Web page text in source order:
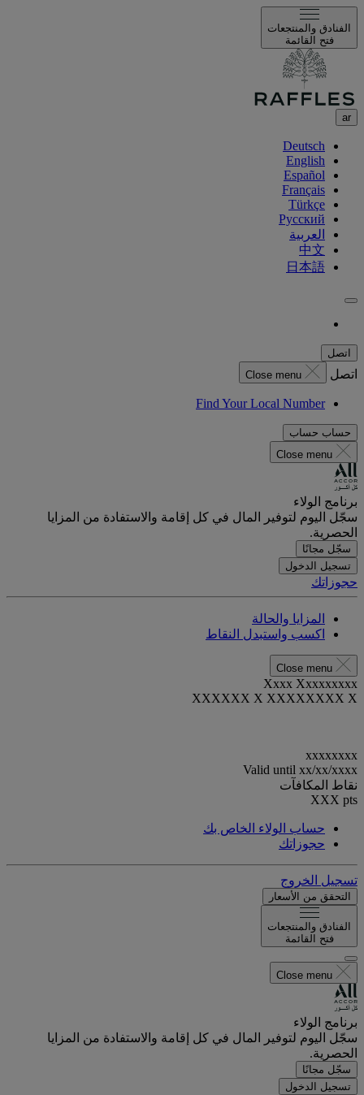
الفنادق والمنتجعات
فتح القائمة
ar
Deutsch
English
Español
Français
Türkçe
Русский
العربية
中文
日本語
اتصل
اتصل Close menu
Find Your Local Number
حساب حساب
Close menu
برنامج الولاء
سجّل اليوم لتوفير المال في كل إقامة والاستفادة من المزايا
الحصرية.
سجّل مجانًا
تسجيل الدخول
حجوزاتك
المزايا والحالة
اكسب واستبدل النقاط
Close menu
Xxxx Xxxxxxxxx
XXXXXX X XXXXXXXX X
xxxxxxxx
Valid until xx/xx/xxxx
نقاط المكافآت
XXX pts
حساب الولاء الخاص بك
حجوزاتك
تسجيل الخروج
التحقق من الأسعار
الفنادق والمنتجعات
فتح القائمة
Close menu
برنامج الولاء
سجّل اليوم لتوفير المال في كل إقامة والاستفادة من المزايا
الحصرية.
سجّل مجانًا
تسجيل الدخول